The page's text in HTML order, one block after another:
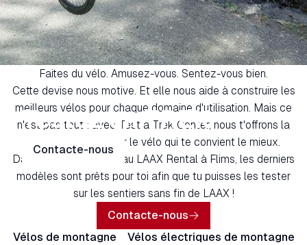
Testez un TREK
Contacte-nous
Faites du vélo. Amusez-vous. Sentez-vous bien.
Cette devise nous motive. Et elle nous aide à construire les
meilleurs vélos pour chaque domaine d'utilisation. Mais ce
n'est pas tout : avec Test a Trek Center, nous t'offrons la
possibilité de trouver le vélo qui te convient le mieux.
Dans le TEST a TREK au LAAX Rental à Flims, les derniers
modèles sont prêts pour toi afin que tu puisses les tester
sur les sentiers sans fin de LAAX !
Contacte-nous
Vélos de montagne
Vélos électriques de montagne